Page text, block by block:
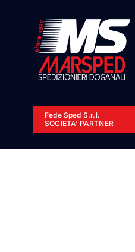
contenuto
Fede Sped S.r.l.
SOCIETA’ PARTNER